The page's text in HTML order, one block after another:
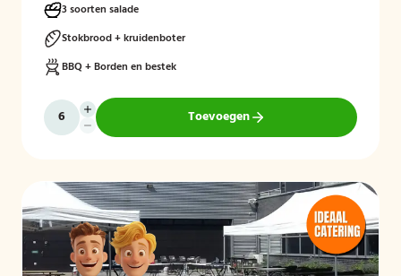
3 soorten salade
Stokbrood + kruidenboter
BBQ + Borden en bestek
Toevoegen